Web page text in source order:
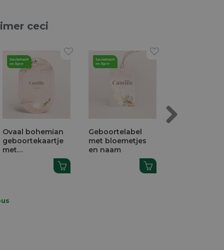
ceci
Menukaart met
bloemenkrans
Snoepzakje met
foto, goudfolie en
bloemetjes